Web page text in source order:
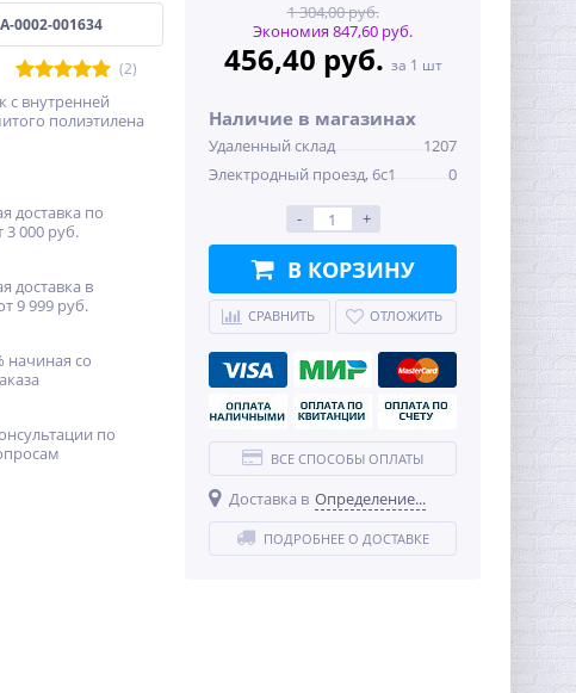
0002-001634
(2)
с внутренней
полиэтилена
доставка по
3 000 руб.
доставка в
9 999 руб.
начиная со
по
1 304,00 руб.
Экономия 847,60 руб.
456,40 руб. за 1 шт
Наличие в магазинах
Удаленный склад
1207
Электродный проезд, 6с1
0
- +
В КОРЗИНУ
СРАВНИТЬ ОТЛОЖИТЬ
ВСЕ СПОСОБЫ ОПЛАТЫ
Доставка в Определение...
ПОДРОБНЕЕ О ДОСТАВКЕ